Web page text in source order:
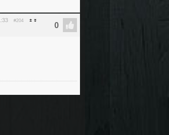
:33 #204